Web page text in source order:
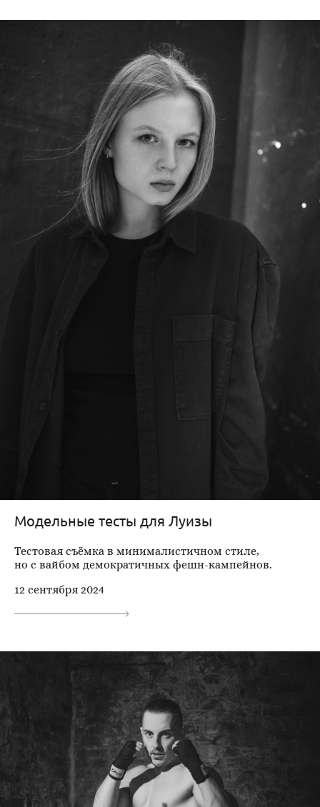
Модельные тесты для Луизы
Тестовая съёмка в минималистичном стиле,
но с вайбом демократичных фешн-кампейнов.
12 сентября 2024